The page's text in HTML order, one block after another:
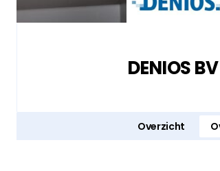
DENIOS BV
Overzicht